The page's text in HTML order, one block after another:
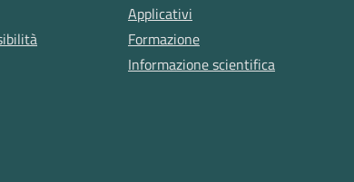
Applicativi
Formazione
Informazione scientifica